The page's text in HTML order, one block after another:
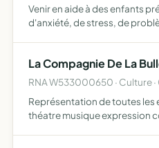
Venir en aide à des enfants
d'anxiété, de stress, de
La Compagnie De La
RNA W533000650 · Culture
Représentation de toutes les
théatre musique expression